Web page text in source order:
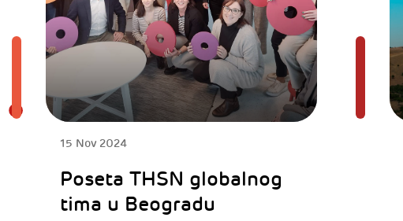
15 Nov 2024
Poseta THSN globalnog
tima u Beogradu